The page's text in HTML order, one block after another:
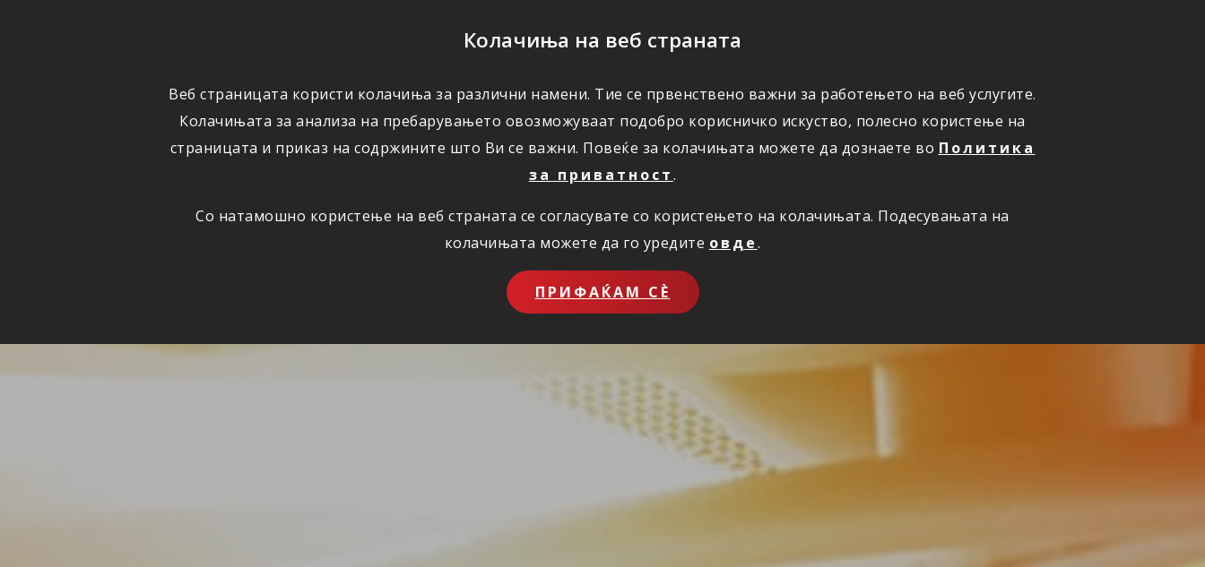
Колачиња на веб страната
Веб страницата користи колачиња за различни намени. Тие се првенствено важни за работењето на веб услугите.
Колачињата за анализа на пребарувањето овозможуваат подобро корисничко искуство, полесно користење на
страницата и приказ на содржините што Ви се важни. Повеќе за колачињата можете да дознаете во Политика
за приватност.
Со натамошно користење на веб страната се согласувате со користењето на колачињата. Подесувањата на
колачињата можете да го уредите овде.
ПРИФАЌАМ СЀ
ОСИГУРУВАЊЕ ШТЕТИ ПОВОЛНОСТИ КОРИСНО ЗА НАС ОНЛАЈН ПРИЈАВИ ШТЕТА